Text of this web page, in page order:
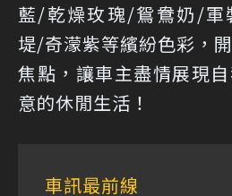
藍/乾燥玫瑰/鴛鴦奶/
堤/奇濛紫等繽紛色彩，
焦點，讓車主盡情展現
意的休閒生活！
車訊最前線